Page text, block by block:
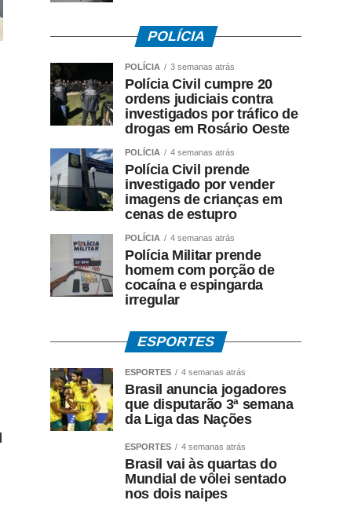
POLÍCIA
POLÍCIA 3 semanas atrás
Polícia Civil cumpre 20
ordens judiciais contra
investigados por tráfico de
drogas em Rosário Oeste
POLÍCIA 4 semanas atrás
Polícia Civil prende
investigado por vender
imagens de crianças em
cenas de estupro
POLÍCIA 4 semanas atrás
Polícia Militar prende
homem com porção de
cocaína e espingarda
irregular
ESPORTES
ESPORTES 4 semanas atrás
Brasil anuncia jogadores
que disputarão 3ª semana
da Liga das Nações
ESPORTES 4 semanas atrás
Brasil vai às quartas do
Mundial de vôlei sentado
nos dois naipes